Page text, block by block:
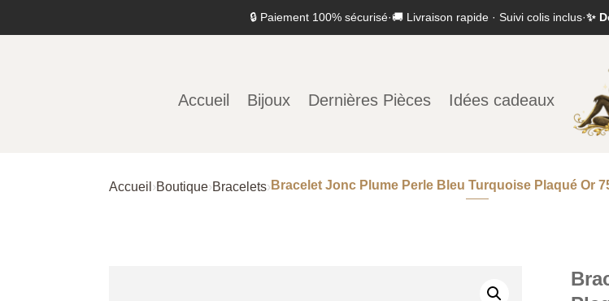
🔒 Paiement 100% sécurisé·🚚 Livraison rapide · Suivi colis inclus·✨
Accueil Bijoux Dernières Pièces Idées cadeaux
Accueil ›Boutique›Bracelets› Bracelet Jonc Plume Perle Bleu Turquoise Plaqué Or